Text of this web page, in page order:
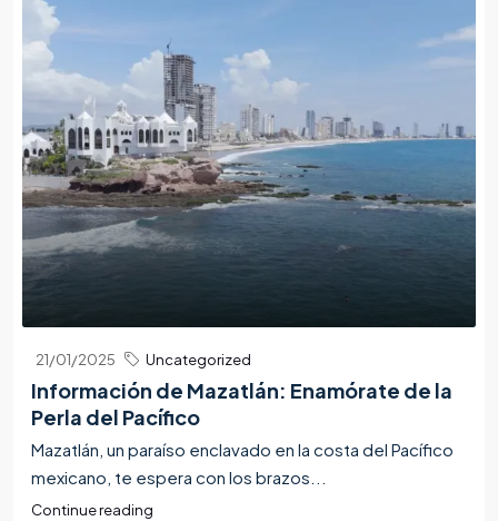
21/01/2025 Uncategorized
Información de Mazatlán: Enamórate de la
Perla del Pacífico
Mazatlán, un paraíso enclavado en la costa del Pacífico
mexicano, te espera con los brazos...
Continue reading